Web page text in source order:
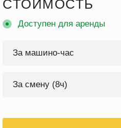
СТОИМОСТЬ
Доступен для аренды
За машино-час
За смену (8ч)